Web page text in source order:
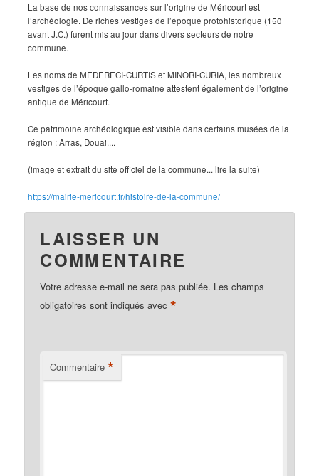
La base de nos connaissances sur l’origine de Méricourt est
l’archéologie. De riches vestiges de l’époque protohistorique (150
avant J.C.) furent mis au jour dans divers secteurs de notre
commune.
Les noms de MEDERECI-CURTIS et MINORI-CURIA, les nombreux
vestiges de l’époque gallo-romaine attestent également de l’origine
antique de Méricourt.
Ce patrimoine archéologique est visible dans certains musées de la
région : Arras, Douai....
(image et extrait du site officiel de la commune... lire la suite)
https://mairie-mericourt.fr/histoire-de-la-commune/
LAISSER UN
COMMENTAIRE
Votre adresse e-mail ne sera pas publiée. Les champs
obligatoires sont indiqués avec*
Commentaire *